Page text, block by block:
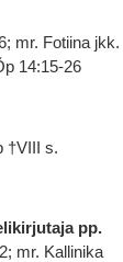
mr. Fotiina
14:15-26
†VIII s.
pp.
mr. Kallinika